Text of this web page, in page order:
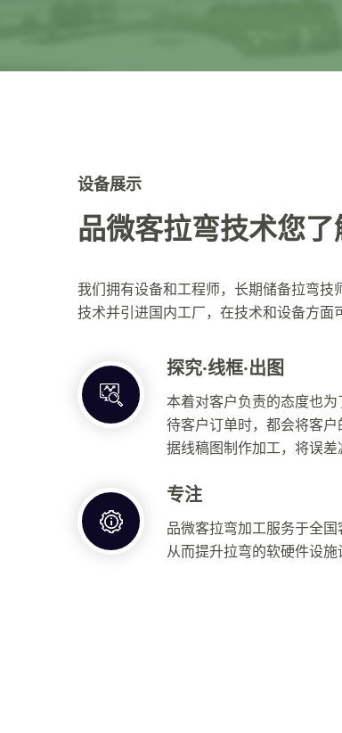
设备展示
品微客拉弯技术您了
我们拥有设备和工程师，长期储备拉弯
技术并引进国内工厂，在技术和设备方面
探究·线框·出图
本着对客户负责的态度也
待客户订单时，都会将客
据线稿图制作加工，将误差
专注
品微客拉弯加工服务于全
从而提升拉弯的软硬件设施